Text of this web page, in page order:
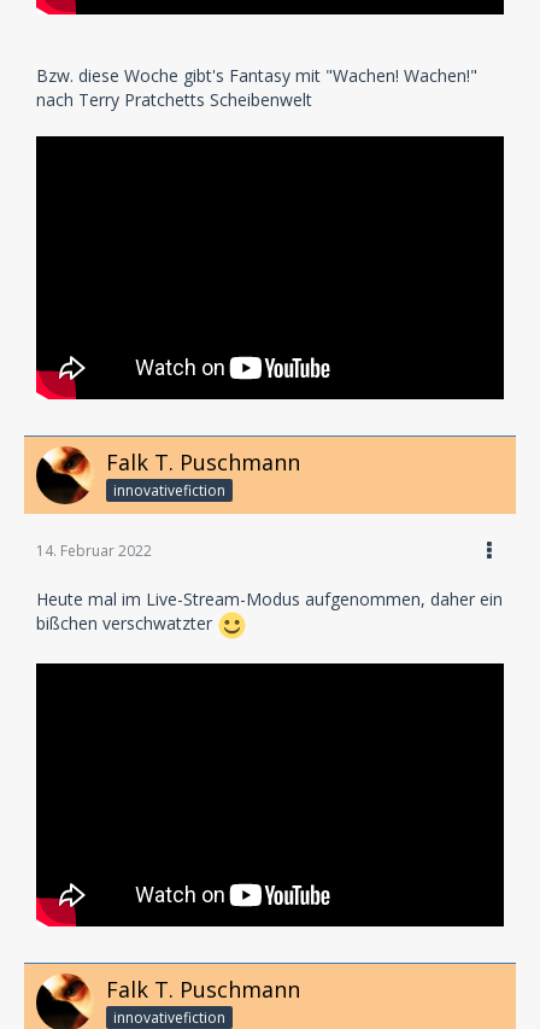
Bzw. diese Woche gibt's Fantasy mit "Wachen! Wachen!"
nach Terry Pratchetts Scheibenwelt
Falk T. Puschmann
innovativefiction
14. Februar 2022
Heute mal im Live-Stream-Modus aufgenommen, daher ein
bißchen verschwatzter
Falk T. Puschmann
innovativefiction